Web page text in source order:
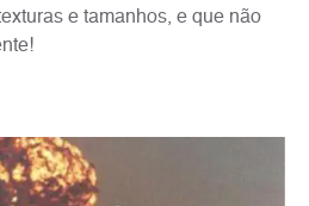
e tamanhos, e que não